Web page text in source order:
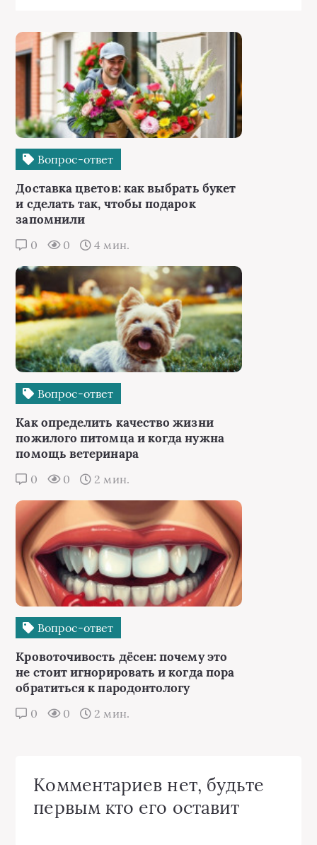
Вопрос-ответ
Доставка цветов: как выбрать букет
и сделать так, чтобы подарок
запомнили
0 0 4 мин.
Вопрос-ответ
Как определить качество жизни
пожилого питомца и когда нужна
помощь ветеринара
0 0 2 мин.
Вопрос-ответ
Кровоточивость дёсен: почему это
не стоит игнорировать и когда пора
обратиться к пародонтологу
0 0 2 мин.
Комментариев нет, будьте
первым кто его оставит